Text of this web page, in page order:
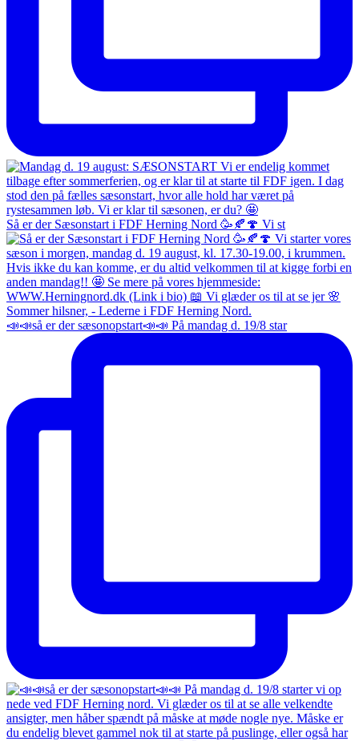
Så er der Sæsonstart i FDF Herning Nord 🥳🍂🍄 Vi st
📣📣så er der sæsonopstart📣📣 På mandag d. 19/8 star